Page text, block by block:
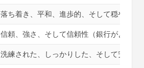
落ち着き、平和、進歩的、そして穏やか。
信頼、強さ、そして信頼性（銀行がよく使
洗練された、しっかりした、そして安全。